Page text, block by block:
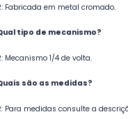
Fabricada em metal cromado.
tipo de mecanismo?
Mecanismo 1/4 de volta.
são as medidas?
Para medidas consulte a